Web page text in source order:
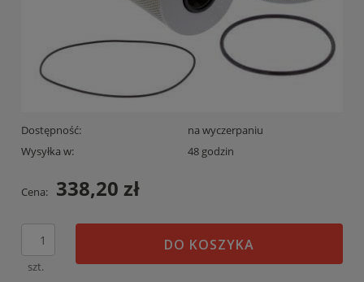
Dostępność:
na wyczerpaniu
Wysyłka w:
48 godzin
Cena: 338,20 zł
szt.
DO KOSZYKA